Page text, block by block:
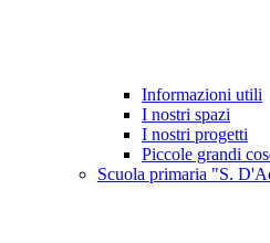
Informazioni utili
I nostri spazi
I nostri progetti
Piccole grandi
Scuola primaria "S.